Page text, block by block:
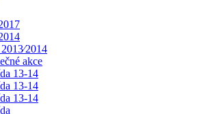
akce
13-14
13-14
13-14